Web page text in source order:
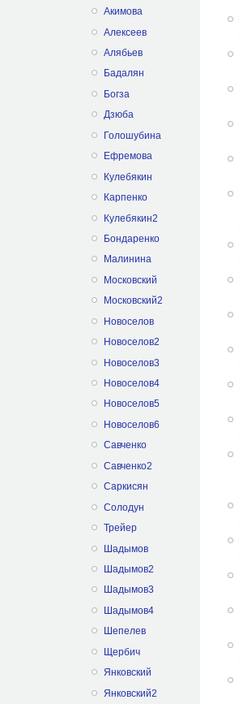
Акимова
Алексеев
Алябьев
Бадалян
Богза
Дзюба
Голошубина
Ефремова
Кулебякин
Карпенко
Кулебякин2
Бондаренко
Малинина
Московский
Московский2
Новоселов
Новоселов2
Новоселов3
Новоселов4
Новоселов5
Новоселов6
Савченко
Савченко2
Саркисян
Солодун
Трейер
Шадымов
Шадымов2
Шадымов3
Шадымов4
Шепелев
Щербич
Янковский
Янковский2